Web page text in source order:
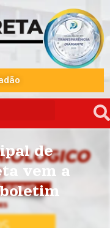
de
vem a